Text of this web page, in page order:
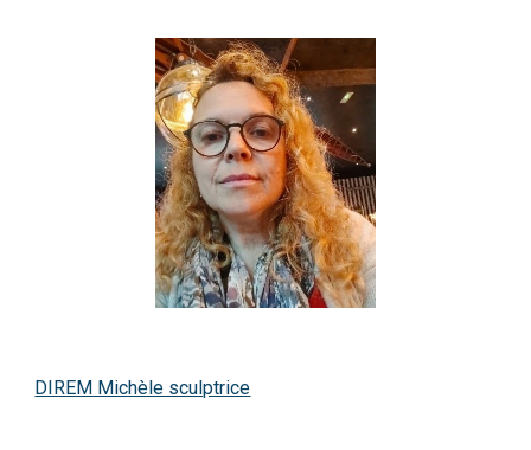
DIREM Michèle sculptrice